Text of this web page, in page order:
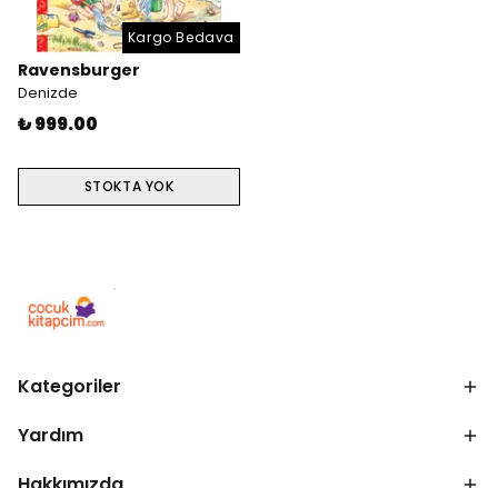
Kargo Bedava
Ravensburger
Denizde
₺ 999.00
STOKTA YOK
Kategoriler
Yardım